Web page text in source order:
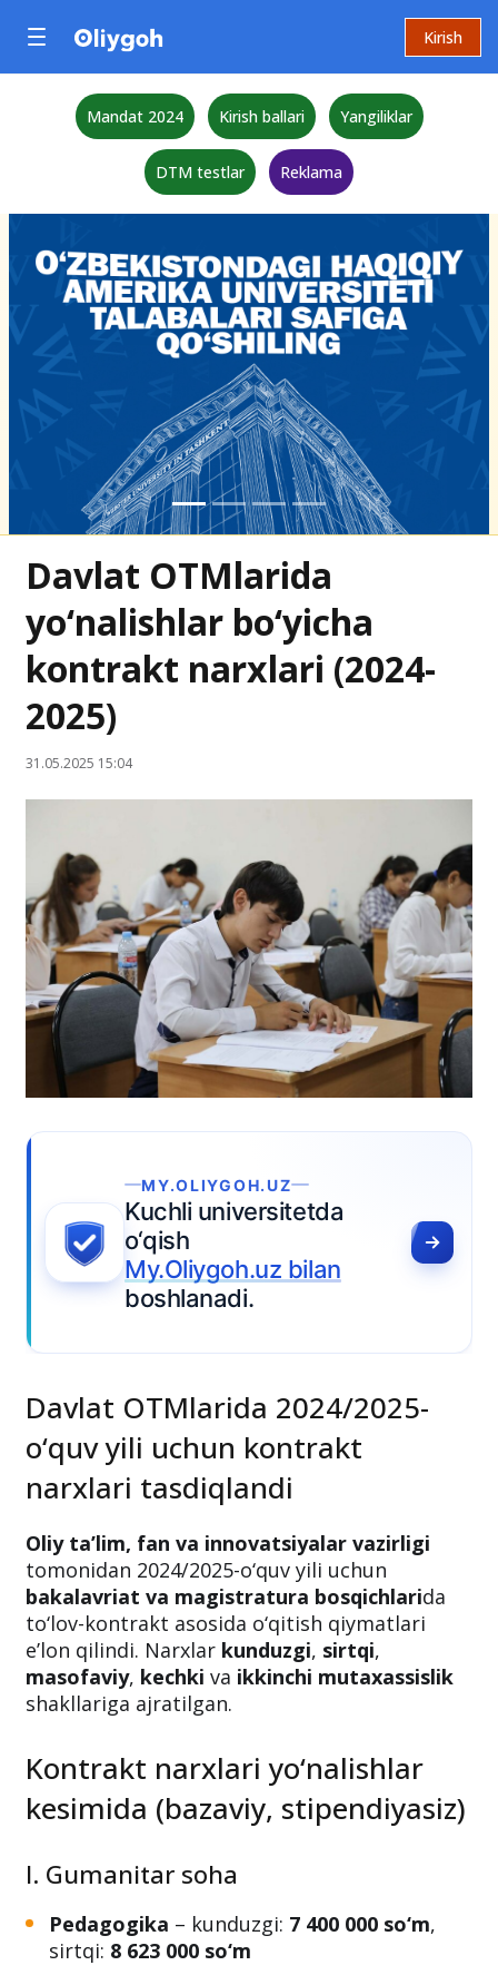
Kirish
Mandat 2024 Kirish ballari Yangiliklar
DTM testlar Reklama
Davlat OTMlarida
yo‘nalishlar bo‘yicha
kontrakt narxlari (2024-
2025)
31.05.2025 15:04
Davlat OTMlarida 2024/2025-
narxlari tasdiqlandi
Oliy ta’lim, fan va innovatsiyalar vazirligi
tomonidan 2024/2025-o‘quv yili uchun
bakalavriat va magistratura bosqichlarida
to‘lov-kontrakt asosida o‘qitish qiymatlari
masofaviy
va
ikkinchi mutaxassislik
shakllariga ajratilgan.
kesimida (bazaviy, stipendiyasiz)
I. Gumanitar soha